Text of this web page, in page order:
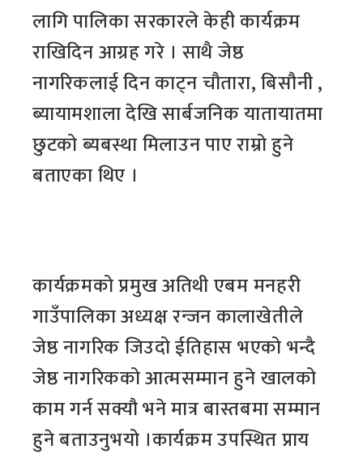
लागि पालिका सरकारले केही कार्यक्रम
राखिदिन आग्रह गरे । साथै जेष्ठ
नागरिकलाई दिन काट्न चौतारा, बिसौनी ,
ब्यायामशाला देखि सार्बजनिक यातायातमा
छुटको ब्यबस्था मिलाउन पाए राम्रो हुने
बताएका थिए ।
कार्यक्रमको प्रमुख अतिथी एबम मनहरी
गाउँपालिका अध्यक्ष रन्जन कालाखेतीले
जेष्ठ नागरिक जिउदो ईतिहास भएको भन्दै
जेष्ठ नागरिकको आत्मसम्मान हुने खालको
काम गर्न सक्यौ भने मात्र बास्तबमा सम्मान
हुने बताउनुभयो ।कार्यक्रम उपस्थित प्राय